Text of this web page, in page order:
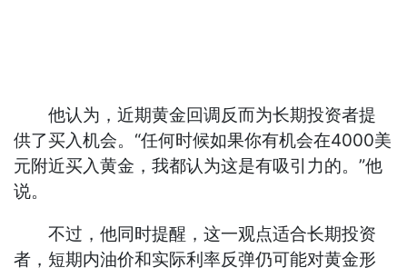
他认为，近期黄金回调反而为长期投资者提
供了买入机会。“任何时候如果你有机会在4000美
元附近买入黄金，我都认为这是有吸引力的。”他
说。
不过，他同时提醒，这一观点适合长期投资
者，短期内油价和实际利率反弹仍可能对黄金形